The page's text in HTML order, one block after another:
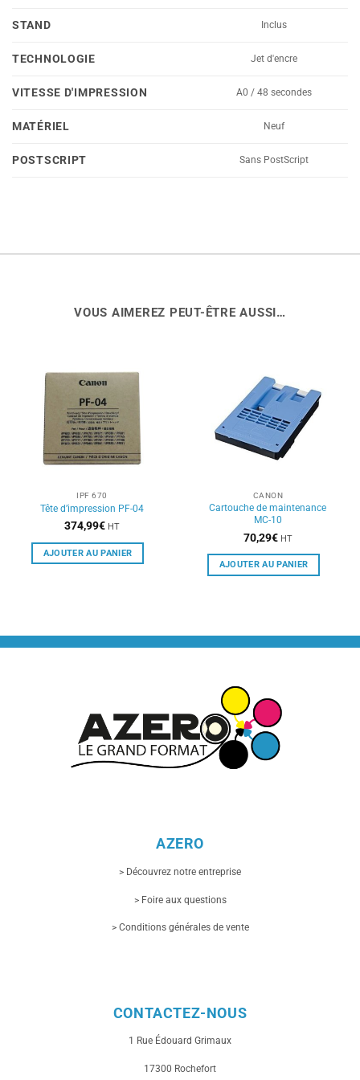
STAND Inclus
TECHNOLOGIE Jet d'encre
VITESSE D'IMPRESSION A0 / 48 secondes
MATÉRIEL Neuf
POSTSCRIPT Sans PostScript
VOUS AIMEREZ PEUT-ÊTRE AUSSI…
IPF 670
Tête d’impression PF-04
374,99€ HT
AJOUTER AU PANIER
CANON
Cartouche de maintenance
MC-10
70,29€ HT
AJOUTER AU PANIER
AZERO
> Découvrez notre entreprise
> Foire aux questions
> Conditions générales de vente
CONTACTEZ-NOUS
1 Rue Édouard Grimaux
17300 Rochefort